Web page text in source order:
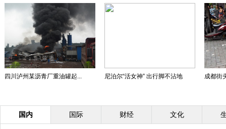
四川泸州某沥青厂重油罐起... 尼泊尔“活女神” 出行脚不沾地 成都街
国内 国际 财经 文化